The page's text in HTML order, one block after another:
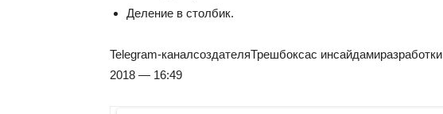
Деление в столбик.
Telegram-каналсоздателяТрешбоксас инсайдамиразработки
2018 — 16:49